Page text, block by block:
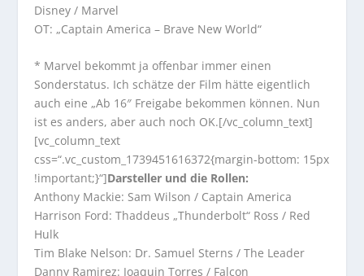
Disney / Marvel
OT: „Captain America – Brave New World“
* Marvel bekommt ja offenbar immer einen
Sonderstatus. Ich schätze der Film hätte eigentlich
auch eine „Ab 16″ Freigabe bekommen können. Nun
ist es anders, aber auch noch OK.[/vc_column_text]
[vc_column_text
css=“.vc_custom_1739451616372{margin-bottom: 15px
!important;}“]Darsteller und die Rollen:
Anthony Mackie: Sam Wilson / Captain America
Harrison Ford: Thaddeus „Thunderbolt“ Ross / Red
Hulk
Tim Blake Nelson: Dr. Samuel Sterns / The Leader
Danny Ramirez: Joaquin Torres / Falcon